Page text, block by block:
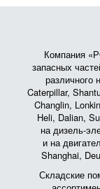
Компания
запасных
различного
Caterpillar,
Changlin,
Heli, Dalian,
на дизель-
и на
Shanghai,
Складские